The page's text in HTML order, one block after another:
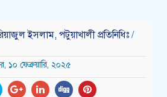
ইসলাম, পটুয়াখালী প্রতিনিধিঃ /
১০ ফেব্রুয়ারি, ২০২৫